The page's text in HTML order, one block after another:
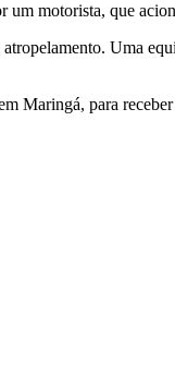
motorista, que
Uma
Maringá, para